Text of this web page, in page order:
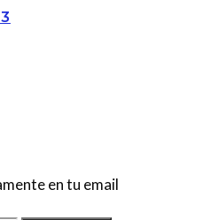
en tu email